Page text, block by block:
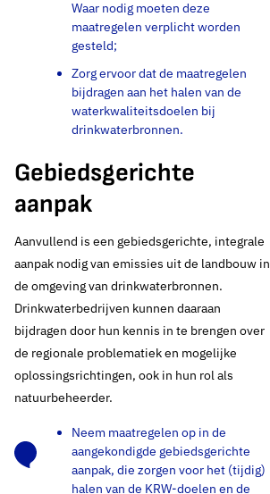
Waar nodig moeten deze
maatregelen verplicht worden
gesteld;
Zorg ervoor dat de maatregelen
bijdragen aan het halen van de
waterkwaliteitsdoelen bij
drinkwaterbronnen.
Gebiedsgerichte
aanpak
Aanvullend is een gebiedsgerichte, integrale
aanpak nodig van emissies uit de landbouw in
de omgeving van drinkwaterbronnen.
Drinkwaterbedrijven kunnen daaraan
bijdragen door hun kennis in te brengen over
de regionale problematiek en mogelijke
oplossingsrichtingen, ook in hun rol als
natuurbeheerder.
Neem maatregelen op in de
aangekondigde gebiedsgerichte
aanpak, die zorgen voor het (tijdig)
halen van de KRW-doelen en de